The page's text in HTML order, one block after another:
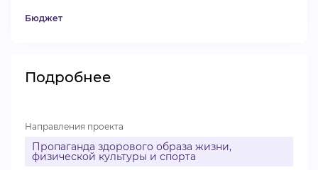
Бюджет
Подробнее
Направления проекта
Пропаганда здорового образа жизни,
физической культуры и спорта